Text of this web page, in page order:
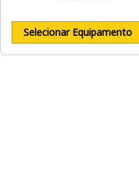
Selecionar Equipamento